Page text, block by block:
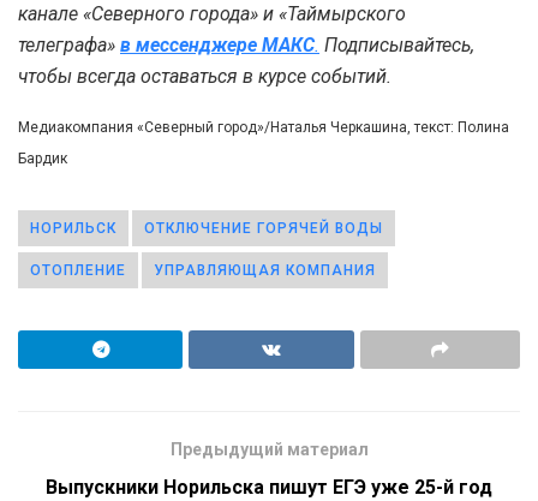
канале «Северного города» и «Таймырского
телеграфа» в мессенджере MAКС. Подписывайтесь,
чтобы всегда оставаться в курсе событий.
Медиакомпания «Северный город»/Наталья Черкашина, текст: Полина
Бардик
НОРИЛЬСК ОТКЛЮЧЕНИЕ ГОРЯЧЕЙ ВОДЫ
ОТОПЛЕНИЕ УПРАВЛЯЮЩАЯ КОМПАНИЯ
Предыдущий материал
Выпускники Норильска пишут ЕГЭ уже 25-й год